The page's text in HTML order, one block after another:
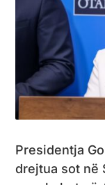
Presidentja
drejtua sot në